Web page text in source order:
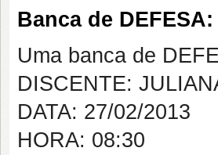
Banca de
Uma banca de
DISCENTE:
DATA: 27/02/2013
HORA: 08:30